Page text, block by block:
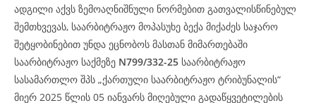
ადგილი აქვს ზემოაღნიშნული ნორმებით გათვალისწინებულ
შემთხვევას, საარბიტრაჟო მოპასუხე ბექა მიქაძეს საჯარო
შეტყობინებით უნდა ეცნობოს მასთან მიმართებაში
საარბიტრაჟო საქმეზე N799/332-25 საარბიტრაჟო
სასამართლო შპს „ქართული საარბიტრაჟო ტრიბუნალის“
მიერ 2025 წლის 05 იანვარს მიღებული გადაწყვეტილების